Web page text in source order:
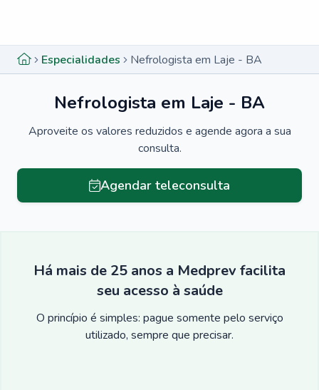
Especialidades Nefrologista em Laje - BA
Nefrologista em Laje - BA
Aproveite os valores reduzidos e agende agora a sua
consulta.
Agendar teleconsulta
Há mais de 25 anos a Medprev facilita
seu acesso à saúde
O princípio é simples: pague somente pelo serviço
utilizado, sempre que precisar.